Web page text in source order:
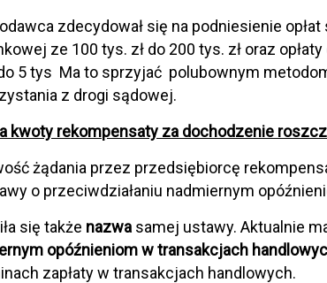
zdecydował się na podniesienie
ze 100 tys. zł do 200 tys. zł oraz
5 tys Ma to sprzyjać polubownym
z drogi sądowej.
kwoty rekompensaty za dochodzenie
żądania przez przedsiębiorcę
o przeciwdziałaniu nadmiernym
się także nazwa samej ustawy. Aktualnie
opóźnieniom w transakcjach
zapłaty w transakcjach handlowych.